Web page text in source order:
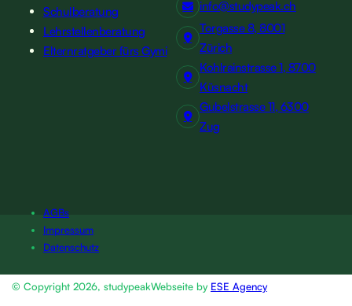
info@studypeak.ch
Torgasse 8, 8001
Zürich
Kohlrainstrasse 1, 8700
Küsnacht
Gubelstrasse 11, 6300
Zug
Schulberatung
Lehrstellenberatung
Elternratgeber fürs Gymi
AGBs
Impressum
Datenschutz
© Copyright 2026, studypeakWebseite by ESE Agency